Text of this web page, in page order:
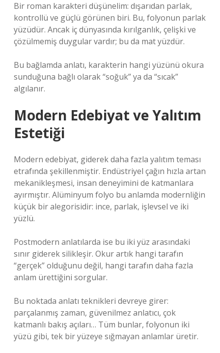
Bir roman karakteri düşünelim: dışarıdan parlak,
kontrollü ve güçlü görünen biri. Bu, folyonun parlak
yüzüdür. Ancak iç dünyasında kırılganlık, çelişki ve
çözülmemiş duygular vardır; bu da mat yüzdür.
Bu bağlamda anlatı, karakterin hangi yüzünü okura
sunduğuna bağlı olarak “soğuk” ya da “sıcak”
algılanır.
Modern Edebiyat ve Yalıtım
Estetiği
Modern edebiyat, giderek daha fazla yalıtım teması
etrafında şekillenmiştir. Endüstriyel çağın hızla artan
mekanikleşmesi, insan deneyimini de katmanlara
ayırmıştır. Alüminyum folyo bu anlamda modernliğin
küçük bir alegorisidir: ince, parlak, işlevsel ve iki
yüzlü.
Postmodern anlatılarda ise bu iki yüz arasındaki
sınır giderek silikleşir. Okur artık hangi tarafın
“gerçek” olduğunu değil, hangi tarafın daha fazla
anlam ürettiğini sorgular.
Bu noktada anlatı teknikleri devreye girer:
parçalanmış zaman, güvenilmez anlatıcı, çok
katmanlı bakış açıları… Tüm bunlar, folyonun iki
yüzü gibi, tek bir yüzeye sığmayan anlamlar üretir.